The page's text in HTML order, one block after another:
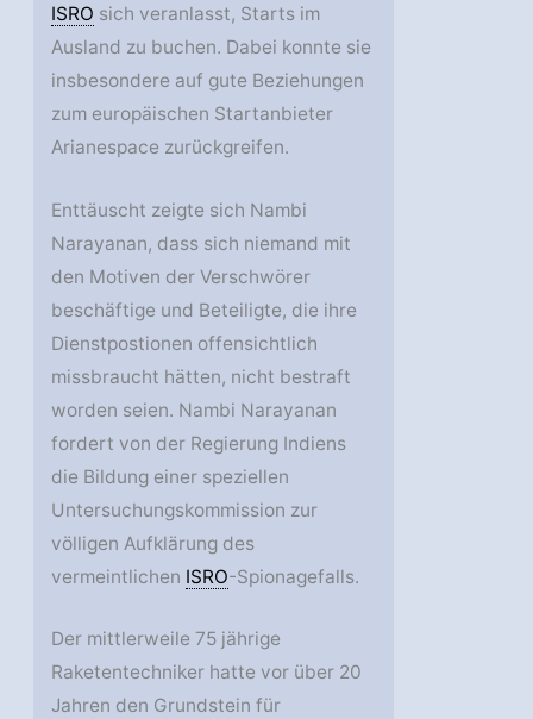
ISRO sich veranlasst, Starts im
Ausland zu buchen. Dabei konnte sie
insbesondere auf gute Beziehungen
zum europäischen Startanbieter
Arianespace zurückgreifen.
Enttäuscht zeigte sich Nambi
Narayanan, dass sich niemand mit
den Motiven der Verschwörer
beschäftige und Beteiligte, die ihre
Dienstpostionen offensichtlich
missbraucht hätten, nicht bestraft
worden seien. Nambi Narayanan
fordert von der Regierung Indiens
die Bildung einer speziellen
Untersuchungskommission zur
völligen Aufklärung des
vermeintlichen ISRO-Spionagefalls.
Der mittlerweile 75 jährige
Raketentechniker hatte vor über 20
Jahren den Grundstein für